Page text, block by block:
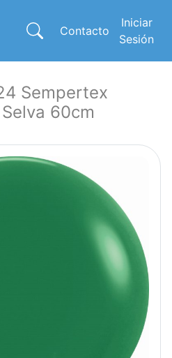
Contacto
Iniciar
Sesión
Sempertex
60cm